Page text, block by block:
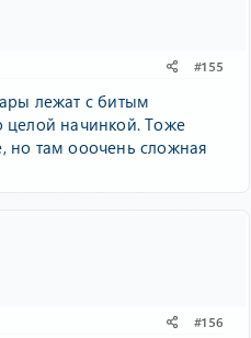
#155
лежат с битым
целой начинкой. Тоже
но там ооочень сложная
#156